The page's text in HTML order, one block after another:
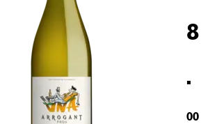
8
.
00